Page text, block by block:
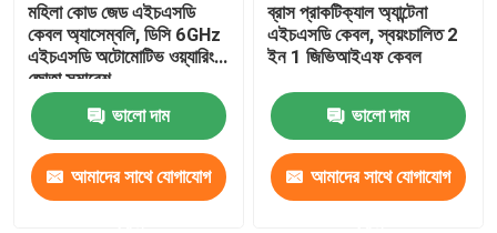
মহিলা কোড জেড এইচএসডি
কেবল অ্যাসেম্বলি, ডিসি 6GHz
এইচএসডি অটোমোটিভ ওয়্যারিং
জোতা সমাবেশ
ভালো দাম
আমাদের সাথে যোগাযোগ
ব্রাস প্রাকটিক্যাল অ্যান্টেনা
এইচএসডি কেবল, স্বয়ংচালিত 2
ইন 1 জিভিআইএফ কেবল
ভালো দাম
আমাদের সাথে যোগাযোগ